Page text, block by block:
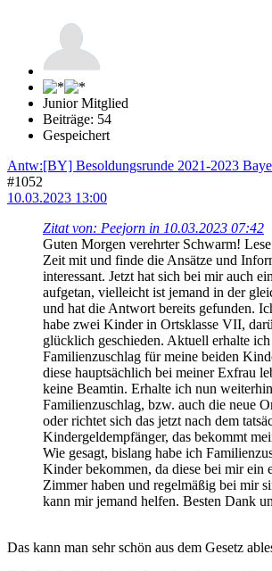
Junior Mitglied
Beiträge: 54
Gespeichert
Antw:[BY] Besoldungsrunde 2021-2023
#1052
10.03.2023 13:00
Zitat von: Peejorn in 10.03.2023 07:42
Guten Morgen verehrter Schwarm!
Zeit mit und finde die Ansätze und
interessant. Jetzt hat sich bei mir auch
aufgetan, vielleicht ist jemand in der
und hat die Antwort bereits gefunden.
habe zwei Kinder in Ortsklasse VII,
glücklich geschieden. Aktuell erhalte ich
Familienzuschlag für meine beiden
diese hauptsächlich bei meiner Exfrau
keine Beamtin. Erhalte ich nun weiterhin
Familienzuschlag, bzw. auch die neue
oder richtet sich das jetzt nach dem
Kindergeldempfänger, das bekommt
Wie gesagt, bislang habe ich
Kinder bekommen, da diese bei mir ein
Zimmer haben und regelmäßig bei mir
kann mir jemand helfen. Besten Dank
Das kann man sehr schön aus dem Gesetz